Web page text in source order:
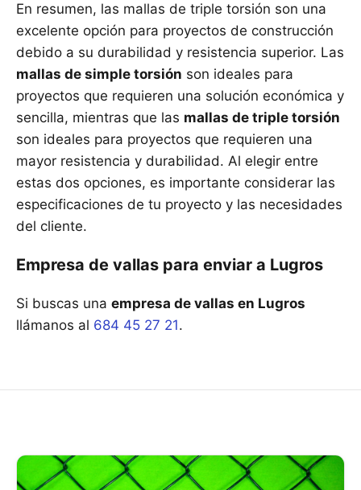
En resumen, las mallas de triple torsión son una
excelente opción para proyectos de construcción
debido a su durabilidad y resistencia superior. Las
mallas de simple torsión son ideales para
proyectos que requieren una solución económica y
sencilla, mientras que las mallas de triple torsión
son ideales para proyectos que requieren una
mayor resistencia y durabilidad. Al elegir entre
estas dos opciones, es importante considerar las
especificaciones de tu proyecto y las necesidades
del cliente.
Empresa de vallas para enviar a Lugros
Si buscas una empresa de vallas en Lugros
llámanos al 684 45 27 21.